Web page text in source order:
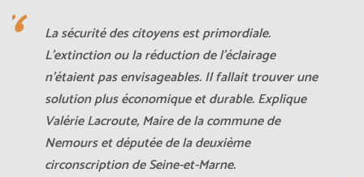
La sécurité des citoyens est primordiale.
L'extinction ou la réduction de l’éclairage
n’étaient pas envisageables. Il fallait trouver une
solution plus économique et durable. Explique
Valérie Lacroute, Maire de la commune de
Nemours et députée de la deuxième
circonscription de Seine-et-Marne.